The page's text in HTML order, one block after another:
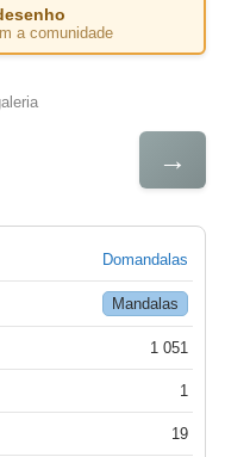
a comunidade
→
Domandalas
Mandalas
1 051
1
19